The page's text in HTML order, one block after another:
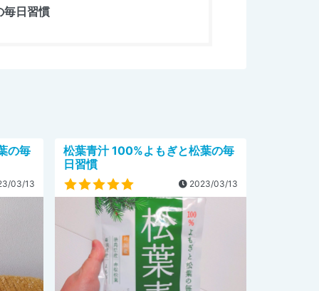
毎日習慣
の毎
03/13
松葉青汁 100%よもぎと松葉の毎
日習慣
2023/03/13